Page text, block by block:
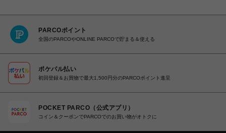
PARCOポイント
全国のPARCOやONLINE PARCOで貯まる＆使える
ポケパル払い
初回登録＆お買物で最大1,500円分のPARCOポイント進呈
POCKET PARCO（公式アプリ）
コイン＆クーポンでPARCOでのお買い物がオトクに